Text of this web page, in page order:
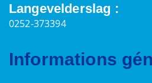
Langevelderslag :
0252-373394
Informations